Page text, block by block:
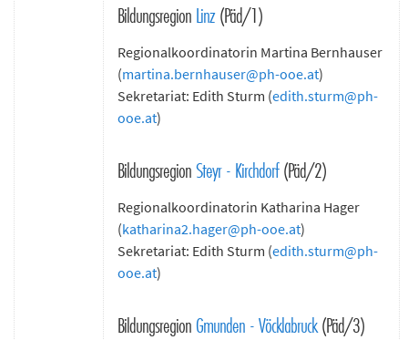
BildungsregionLinz(Päd/1)
Regionalkoordinatorin Martina Bernhauser
(martina.bernhauser@ph-ooe.at)
Sekretariat: Edith Sturm (edith.sturm@ph-
ooe.at)
BildungsregionSteyr - Kirchdorf(Päd/2)
Regionalkoordinatorin Katharina Hager
(katharina2.hager@ph-ooe.at)
Sekretariat: Edith Sturm (edith.sturm@ph-
ooe.at)
BildungsregionGmunden - Vöcklabruck(Päd/3)